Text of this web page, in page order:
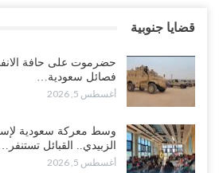
ملفات المال والنفط..!
أغسطس 5, 2026
“تقرير“| الحظر البحري يعيد رسم خرائط
النفط تلتف حول أفريقيا وسفن تعلن: “لا
أغسطس 4, 2026
قضايا جنوبية
حضرموت على حافة
فصائل سعودية…
أغسطس 5, 2026
وسط معركة سعودية
الزبيدي.. القبائل تستنفر…
أغسطس 5, 2026